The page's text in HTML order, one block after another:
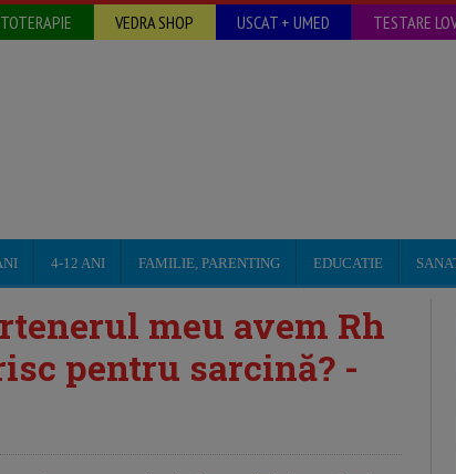
VEDRA SHOP USCAT + UMED TESTARE
4-12 ANI FAMILIE, PARENTING EDUCATIE
meu avem Rh
pentru sarcină? -